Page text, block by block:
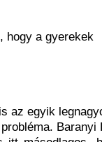
hogy a gyerekek
az egyik
Baranyi